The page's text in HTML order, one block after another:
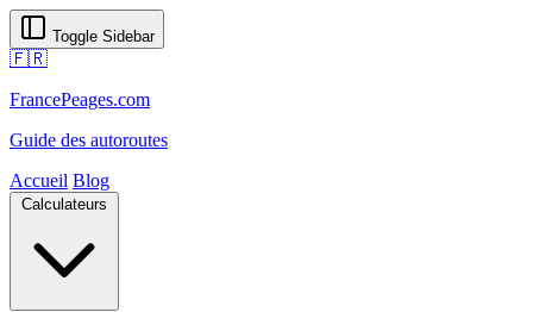
Toggle Sidebar
🇫🇷
FrancePeages.com
Guide des autoroutes
Accueil Blog
Calculateurs